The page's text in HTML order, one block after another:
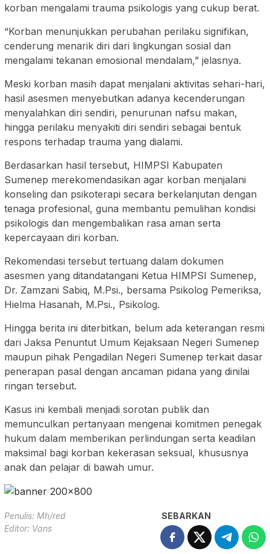
korban mengalami trauma psikologis yang cukup berat.
“Korban menunjukkan perubahan perilaku signifikan,
cenderung menarik diri dari lingkungan sosial dan
mengalami tekanan emosional mendalam,” jelasnya.
Meski korban masih dapat menjalani aktivitas sehari-hari,
hasil asesmen menyebutkan adanya kecenderungan
menyalahkan diri sendiri, penurunan nafsu makan,
hingga perilaku menyakiti diri sendiri sebagai bentuk
respons terhadap trauma yang dialami.
Berdasarkan hasil tersebut, HIMPSI Kabupaten
Sumenep merekomendasikan agar korban menjalani
konseling dan psikoterapi secara berkelanjutan dengan
tenaga profesional, guna membantu pemulihan kondisi
psikologis dan mengembalikan rasa aman serta
kepercayaan diri korban.
Rekomendasi tersebut tertuang dalam dokumen
asesmen yang ditandatangani Ketua HIMPSI Sumenep,
Dr. Zamzani Sabiq, M.Psi., bersama Psikolog Pemeriksa,
Hielma Hasanah, M.Psi., Psikolog.
Hingga berita ini diterbitkan, belum ada keterangan resmi
dari Jaksa Penuntut Umum Kejaksaan Negeri Sumenep
maupun pihak Pengadilan Negeri Sumenep terkait dasar
penerapan pasal dengan ancaman pidana yang dinilai
ringan tersebut.
Kasus ini kembali menjadi sorotan publik dan
memunculkan pertanyaan mengenai komitmen penegak
hukum dalam memberikan perlindungan serta keadilan
maksimal bagi korban kekerasan seksual, khususnya
anak dan pelajar di bawah umur.
Penulis: Mh/red
Editor: Vans
SEBARKAN